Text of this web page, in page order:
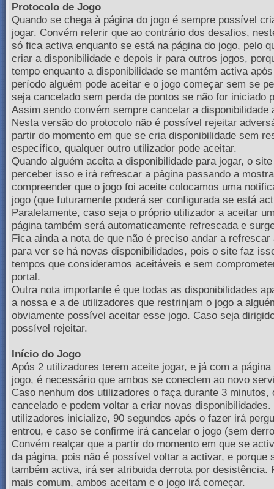
Protocolo de Jogo
Quando se chega à página do jogo é sempre possível
jogar. Convém referir que ao contrário dos desafios,
só fica activa enquanto se está na página do jogo, pelo
criar a disponibilidade e depois ir para outros jogos,
tempo enquanto a disponibilidade se mantém activa
período alguém pode aceitar e o jogo começar sem se
seja cancelado sem perda de pontos se não for iniciado
Assim sendo convém sempre cancelar a disponibilidade
Nesta versão do protocolo não é possível rejeitar
partir do momento em que se cria disponibilidade sem
específico, qualquer outro utilizador pode aceitar.
Quando alguém aceita a disponibilidade para jogar, o
perceber isso e irá refrescar a página passando a
compreender que o jogo foi aceite colocamos uma
jogo (que futuramente poderá ser configurada se está
Paralelamente, caso seja o próprio utilizador a aceitar
página também será automaticamente refrescada e
Fica ainda a nota de que não é preciso andar a refrescar
para ver se há novas disponibilidades, pois o site faz
tempos que consideramos aceitáveis e sem
portal.
Outra nota importante é que todas as disponibilidades
a nossa e a de utilizadores que restrinjam o jogo a
obviamente possível aceitar esse jogo. Caso seja
possível rejeitar.
Início do Jogo
Após 2 utilizadores terem aceite jogar, e já com a
jogo, é necessário que ambos se conectem ao novo
Caso nenhum dos utilizadores o faça durante 3 minutos,
cancelado e podem voltar a criar novas
utilizadores inicialize, 90 segundos após o fazer irá
entrou, e caso se confirme irá cancelar o jogo (sem
Convém realçar que a partir do momento em que se
da página, pois não é possível voltar a activar, e porque
também activa, irá ser atribuida derrota por desistência.
mais comum, ambos aceitam e o jogo irá começar.